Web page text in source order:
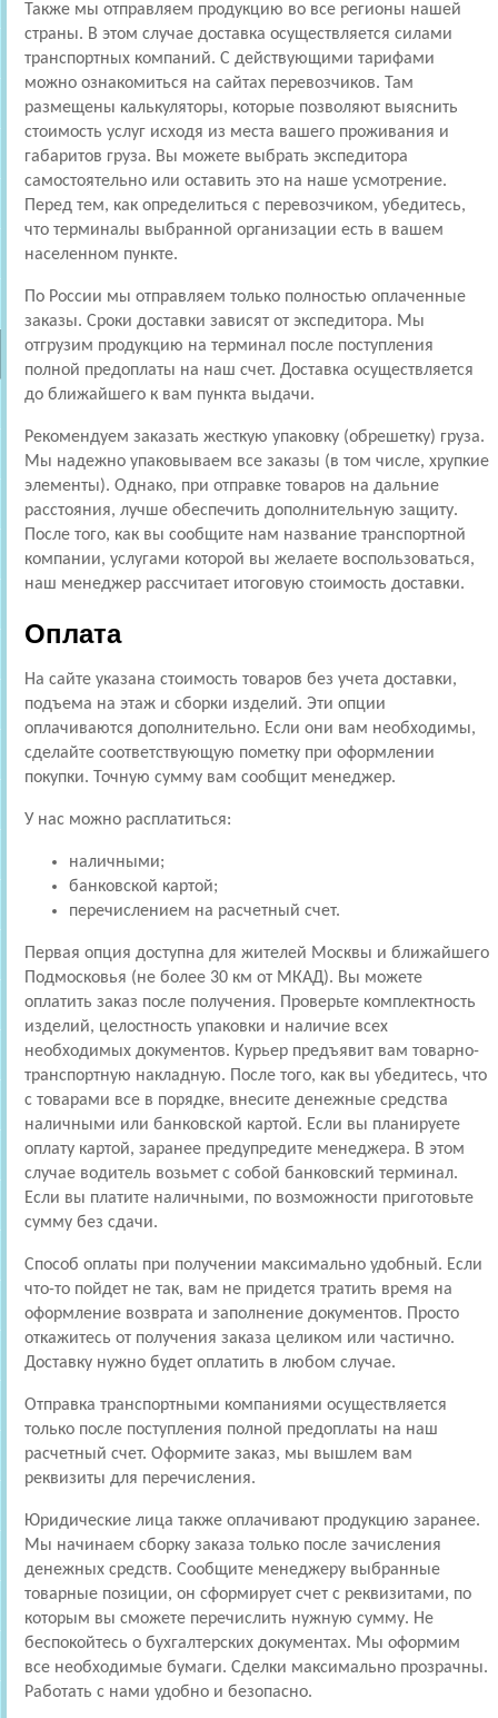
Также мы отправляем продукцию во все регионы нашей
страны. В этом случае доставка осуществляется силами
транспортных компаний. С действующими тарифами
можно ознакомиться на сайтах перевозчиков. Там
размещены калькуляторы, которые позволяют выяснить
стоимость услуг исходя из места вашего проживания и
габаритов груза. Вы можете выбрать экспедитора
самостоятельно или оставить это на наше усмотрение.
Перед тем, как определиться с перевозчиком, убедитесь,
что терминалы выбранной организации есть в вашем
населенном пункте.
По России мы отправляем только полностью оплаченные
заказы. Сроки доставки зависят от экспедитора. Мы
отгрузим продукцию на терминал после поступления
полной предоплаты на наш счет. Доставка осуществляется
до ближайшего к вам пункта выдачи.
Рекомендуем заказать жесткую упаковку (обрешетку) груза.
Мы надежно упаковываем все заказы (в том числе, хрупкие
элементы). Однако, при отправке товаров на дальние
расстояния, лучше обеспечить дополнительную защиту.
После того, как вы сообщите нам название транспортной
компании, услугами которой вы желаете воспользоваться,
наш менеджер рассчитает итоговую стоимость доставки.
Оплата
На сайте указана стоимость товаров без учета доставки,
подъема на этаж и сборки изделий. Эти опции
оплачиваются дополнительно. Если они вам необходимы,
сделайте соответствующую пометку при оформлении
покупки. Точную сумму вам сообщит менеджер.
У нас можно расплатиться:
наличными;
банковской картой;
перечислением на расчетный счет.
Первая опция доступна для жителей Москвы и ближайшего
Подмосковья (не более 30 км от МКАД). Вы можете
оплатить заказ после получения. Проверьте комплектность
изделий, целостность упаковки и наличие всех
необходимых документов. Курьер предъявит вам товарно-
транспортную накладную. После того, как вы убедитесь, что
с товарами все в порядке, внесите денежные средства
наличными или банковской картой. Если вы планируете
оплату картой, заранее предупредите менеджера. В этом
случае водитель возьмет с собой банковский терминал.
Если вы платите наличными, по возможности приготовьте
сумму без сдачи.
Способ оплаты при получении максимально удобный. Если
что-то пойдет не так, вам не придется тратить время на
оформление возврата и заполнение документов. Просто
откажитесь от получения заказа целиком или частично.
Доставку нужно будет оплатить в любом случае.
Отправка транспортными компаниями осуществляется
только после поступления полной предоплаты на наш
расчетный счет. Оформите заказ, мы вышлем вам
реквизиты для перечисления.
Юридические лица также оплачивают продукцию заранее.
Мы начинаем сборку заказа только после зачисления
денежных средств. Сообщите менеджеру выбранные
товарные позиции, он сформирует счет с реквизитами, по
которым вы сможете перечислить нужную сумму. Не
беспокойтесь о бухгалтерских документах. Мы оформим
все необходимые бумаги. Сделки максимально прозрачны.
Работать с нами удобно и безопасно.